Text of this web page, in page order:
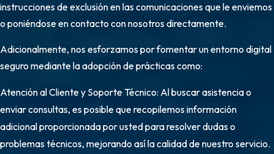
instrucciones de exclusión en las comunicaciones que le enviemos
o poniéndose en contacto con nosotros directamente.
Adicionalmente, nos esforzamos por fomentar un entorno digital
seguro mediante la adopción de prácticas como:
Atención al Cliente y Soporte Técnico: Al buscar asistencia o
enviar consultas, es posible que recopilemos información
adicional proporcionada por usted para resolver dudas o
problemas técnicos, mejorando así la calidad de nuestro servicio.